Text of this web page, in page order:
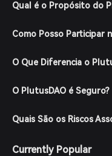
Qual é o Propósito do
Como Posso Participar
O Que Diferencia o
O PlutusDAO é Seguro?
Quais São os Riscos
Currently Popular